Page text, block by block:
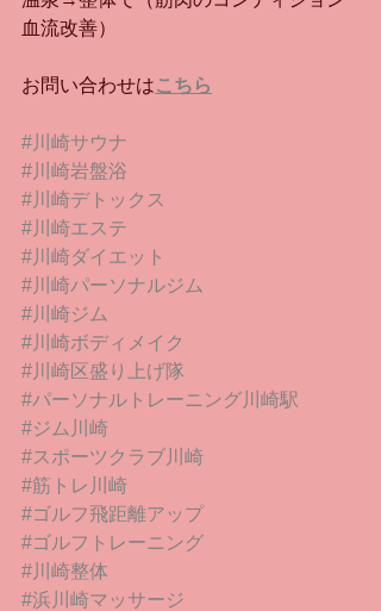
血流改善）
お問い合わせはこちら
#川崎サウナ
#川崎岩盤浴
#川崎デトックス
#川崎エステ
#川崎ダイエット
#川崎パーソナルジム
#川崎ジム
#川崎ボディメイク
#川崎区盛り上げ隊
#パーソナルトレーニング川崎駅
#ジム川崎
#スポーツクラブ川崎
#筋トレ川崎
#ゴルフ飛距離アップ
#ゴルフトレーニング
#川崎整体
#浜川崎マッサージ